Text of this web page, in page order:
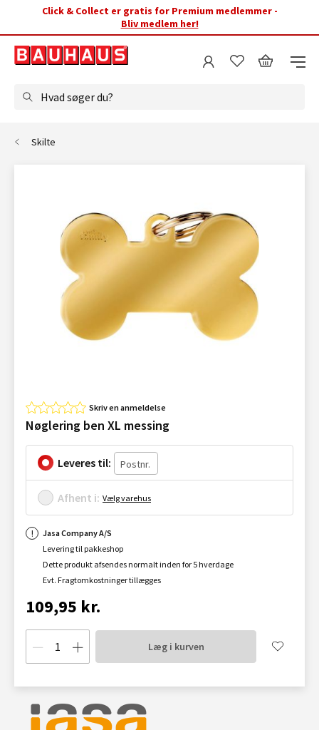
Click & Collect er gratis for Premium medlemmer -
Bliv medlem her!
Hvad søger du?
Skilte
Skriv en anmeldelse
Nøglering ben XL messing
Leveres til:
Afhent i: Vælg varehus
Jasa Company A/S
Levering til pakkeshop
Dette produkt afsendes normalt inden for 5 hverdage
Evt. Fragtomkostninger tillægges
109,95 kr.
Læg i kurven